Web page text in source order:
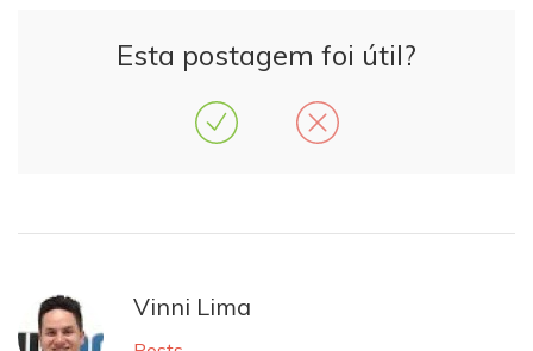
Esta postagem foi útil?
Vinni Lima